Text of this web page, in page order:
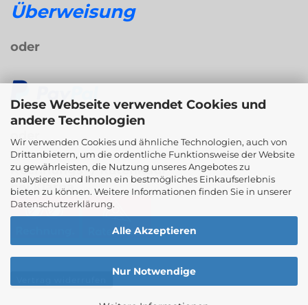
Diese Webseite verwendet Cookies und
andere Technologien
Wir verwenden Cookies und ähnliche Technologien, auch von
Drittanbietern, um die ordentliche Funktionsweise der Website
zu gewährleisten, die Nutzung unseres Angebotes zu
analysieren und Ihnen ein bestmögliches Einkaufserlebnis
bieten zu können. Weitere Informationen finden Sie in unserer
Datenschutzerklärung.
Alle Akzeptieren
Nur Notwendige
Überweisung
oder
oder
Rechnungs- / Ratenkauf
bei Klarna